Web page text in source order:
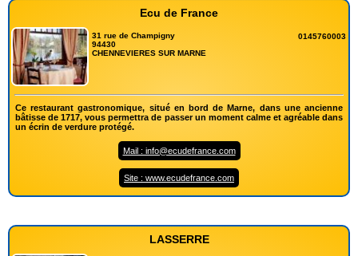
Ecu de France
31 rue de Champigny
94430
CHENNEVIERES SUR MARNE
0145760003
Ce restaurant gastronomique, situé en bord de Marne, dans une ancienne
bâtisse de 1717, vous permettra de passer un moment calme et agréable dans
un écrin de verdure protégé.
Mail : info@ecudefrance.com
Site : www.ecudefrance.com
LASSERRE